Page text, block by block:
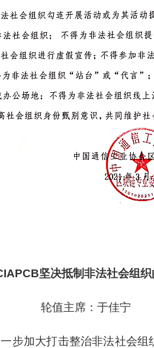
坚决抵制非法社会组
轮值主席：于佳宁
加大打击整治非法社会组